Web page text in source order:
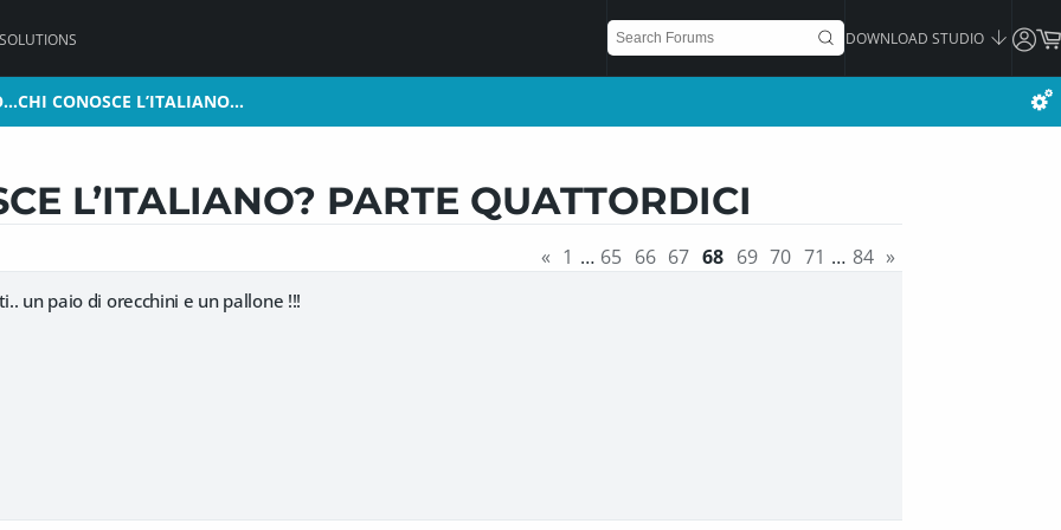
DOWNLOAD STUDIO
CONOSCE L’ITALIANO…
L’ITALIANO? PARTE QUATTORDICI
« 1 … 65 66 67 68 69 70 71 … 84 »
un paio di orecchini e un pallone !!!
CONOSCE L’ITALIANO…